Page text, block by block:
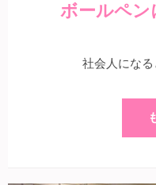
ボールペン
社会人にな